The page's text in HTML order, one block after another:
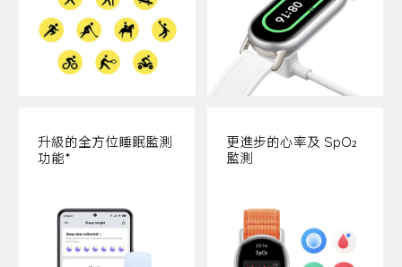
升級的全方位睡眠監測
功能*
更進步的心率及 SpO₂
監測